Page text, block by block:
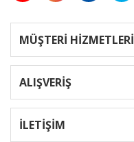
MÜŞTERİ HİZMETLERİ
ALIŞVERİŞ
İLETİŞİM